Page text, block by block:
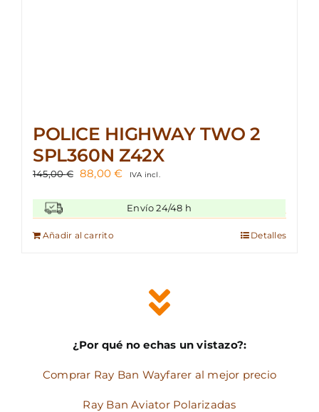
POLICE HIGHWAY TWO 2
SPL360N Z42X
145,00€ El
original
era:
145,00 €.
88,00€ El
actual
es:
IVA incl.
Envío 24/48 h
Añadir al carrito Detalles
¿Por qué no echas un vistazo?:
Comprar Ray Ban Wayfarer al mejor precio
Ray Ban Aviator Polarizadas